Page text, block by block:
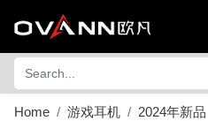
Home 游戏耳机 2024年新品